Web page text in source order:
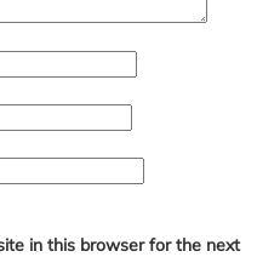
in this browser for the next